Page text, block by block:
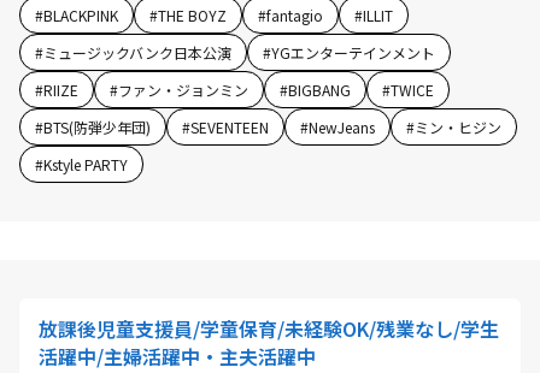
#BLACKPINK #THE BOYZ #fantagio #ILLIT
#ミュージックバンク日本公演 #YGエンターテインメント
#RIIZE #ファン・ジョンミン #BIGBANG #TWICE
#BTS(防弾少年団) #SEVENTEEN #NewJeans #ミン・ヒジン
#Kstyle PARTY
放課後児童支援員/学童保育/未経験OK/残業なし/学生
活躍中/主婦活躍中・主夫活躍中